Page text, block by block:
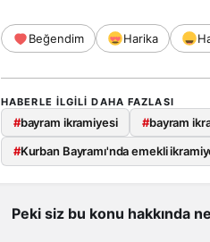
Beğendim Harika
HABERLE ILGILI DAHA FAZLASI
#bayram ikramiyesi #bayram
#Kurban Bayramı'nda emekli
Peki siz bu konu hakkında